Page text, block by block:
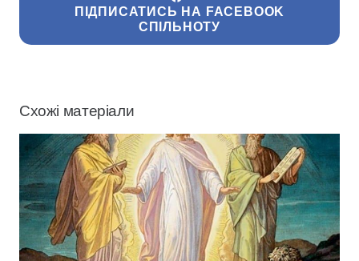
ПІДПИСАТИСЬ НА FACEBOOK
СПІЛЬНОТУ
Схожі матеріали